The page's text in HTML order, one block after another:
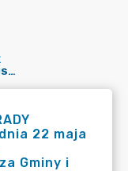
UCHWAŁA NR 0007.32.2024 RADY MIEJSKIEJ W TULISZKOWIE Z DNIA 22 MAJA 2024 R. W SPRAWIE USTALENIA WYNAGRODZENIA DLA BURMISTRZA GMINY I MIASTA TULISZKÓW
dnia 22 maja
Gminy i